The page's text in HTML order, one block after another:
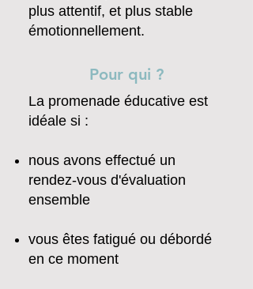
plus attentif, et plus stable
émotionnellement.
Pour qui ?
La promenade éducative est
idéale si :
nous avons effectué un
rendez-vous d'évaluation
ensemble
vous êtes fatigué ou débordé
en ce moment